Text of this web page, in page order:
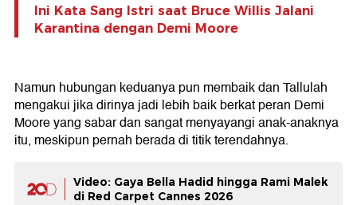
Ini Kata Sang Istri saat Bruce Willis Jalani
Karantina dengan Demi Moore
Namun hubungan keduanya pun membaik dan Tallulah
mengakui jika dirinya jadi lebih baik berkat peran Demi
Moore yang sabar dan sangat menyayangi anak-anaknya
itu, meskipun pernah berada di titik terendahnya.
Video: Gaya Bella Hadid hingga Rami Malek
di Red Carpet Cannes 2026